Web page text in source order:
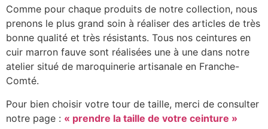
Comme pour chaque produits de notre collection, nous
prenons le plus grand soin à réaliser des articles de très
bonne qualité et très résistants. Tous nos ceintures en
cuir marron fauve sont réalisées une à une dans notre
atelier situé de maroquinerie artisanale en Franche-
Comté.
Pour bien choisir votre tour de taille, merci de consulter
notre page : « prendre la taille de votre ceinture »